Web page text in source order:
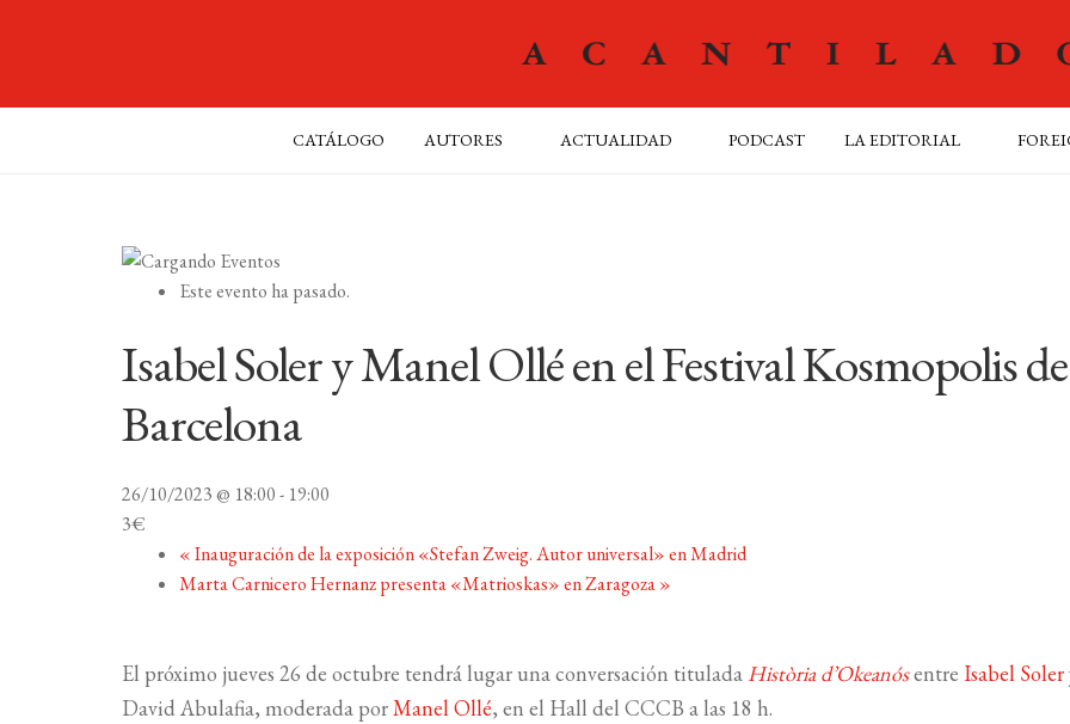
CATÁLOGO AUTORES ACTUALIDAD PODCAST LA EDITORIAL
Este evento ha pasado.
Isabel Soler y Manel Ollé en el Festival Kosmopolis de
Barcelona
26/10/2023 @ 18:00- 19:00
3€
«Inauguración de la exposición «Stefan Zweig. Autor universal» en Madrid
Marta Carnicero Hernanz presenta «Matrioskas» en Zaragoza»
El próximo jueves 26 de octubre tendrá lugar una conversación titulada Història d’OkeanósentreIsabel Soler
David Abulafia, moderada porManel Ollé, en el Hall del CCCB a las 18 h.